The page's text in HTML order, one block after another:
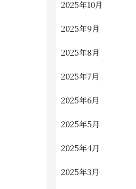
2025年10月
2025年9月
2025年8月
2025年7月
2025年6月
2025年5月
2025年4月
2025年3月